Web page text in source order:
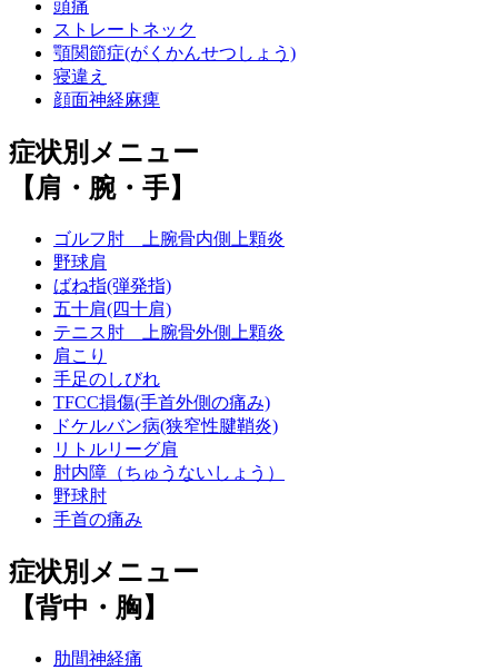
頭痛
ストレートネック
顎関節症(がくかんせつしょう)
寝違え
顔面神経麻痺
症状別メニュー
【肩・腕・手】
ゴルフ肘 上腕骨内側上顆炎
野球肩
ばね指(弾発指)
五十肩(四十肩)
テニス肘 上腕骨外側上顆炎
肩こり
手足のしびれ
TFCC損傷(手首外側の痛み)
ドケルバン病(狭窄性腱鞘炎)
リトルリーグ肩
肘内障（ちゅうないしょう）
野球肘
手首の痛み
症状別メニュー
【背中・胸】
肋間神経痛